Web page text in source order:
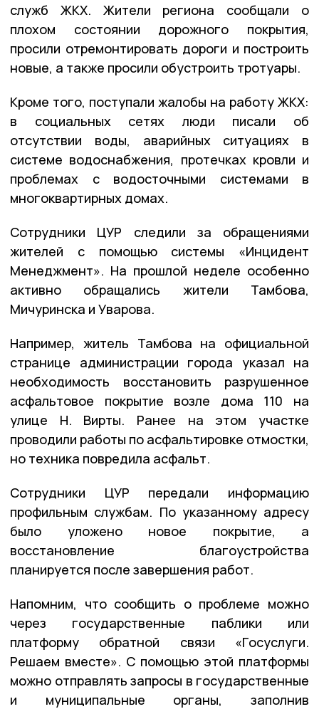
служб ЖКХ. Жители региона сообщали о
плохом состоянии дорожного покрытия,
просили отремонтировать дороги и построить
новые, а также просили обустроить тротуары.
Кроме того, поступали жалобы на работу ЖКХ:
в социальных сетях люди писали об
отсутствии воды, аварийных ситуациях в
системе водоснабжения, протечках кровли и
проблемах с водосточными системами в
многоквартирных домах.
Сотрудники ЦУР следили за обращениями
жителей с помощью системы «Инцидент
Менеджмент». На прошлой неделе особенно
активно обращались жители Тамбова,
Мичуринска и Уварова.
Например, житель Тамбова на официальной
странице администрации города указал на
необходимость восстановить разрушенное
асфальтовое покрытие возле дома 110 на
улице Н. Вирты. Ранее на этом участке
проводили работы по асфальтировке отмостки,
но техника повредила асфальт.
Сотрудники ЦУР передали информацию
профильным службам. По указанному адресу
было уложено новое покрытие, а
восстановление благоустройства
планируется после завершения работ.
Напомним, что сообщить о проблеме можно
через государственные паблики или
платформу обратной связи «Госуслуги.
Решаем вместе». С помощью этой платформы
можно отправлять запросы в государственные
и муниципальные органы, заполнив